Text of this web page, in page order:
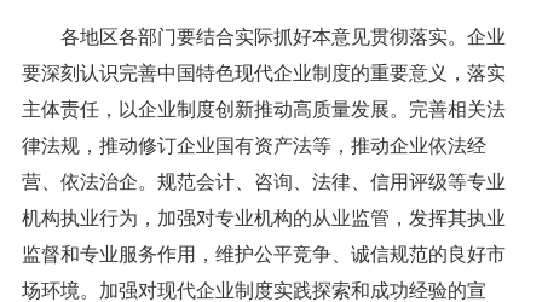
各地区各部门要结合实际抓好本意见贯彻落实。企业
要深刻认识完善中国特色现代企业制度的重要意义，落实
主体责任，以企业制度创新推动高质量发展。完善相关法
律法规，推动修订企业国有资产法等，推动企业依法经
营、依法治企。规范会计、咨询、法律、信用评级等专业
机构执业行为，加强对专业机构的从业监管，发挥其执业
监督和专业服务作用，维护公平竞争、诚信规范的良好市
场环境。加强对现代企业制度实践探索和成功经验的宣